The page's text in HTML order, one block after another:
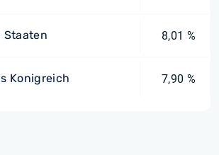
Staaten 8,01 %
Konigreich 7,90 %